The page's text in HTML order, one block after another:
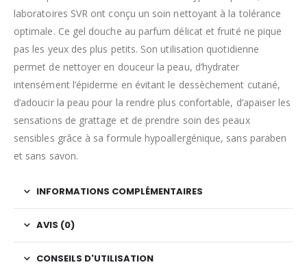
laboratoires SVR ont conçu un soin nettoyant à la tolérance
optimale. Ce gel douche au parfum délicat et fruité ne pique
pas les yeux des plus petits. Son utilisation quotidienne
permet de nettoyer en douceur la peau, d’hydrater
intensément l’épiderme en évitant le dessèchement cutané,
d’adoucir la peau pour la rendre plus confortable, d’apaiser les
sensations de grattage et de prendre soin des peaux
sensibles grâce à sa formule hypoallergénique, sans paraben
et sans savon.
INFORMATIONS COMPLÉMENTAIRES
AVIS (0)
CONSEILS D'UTILISATION